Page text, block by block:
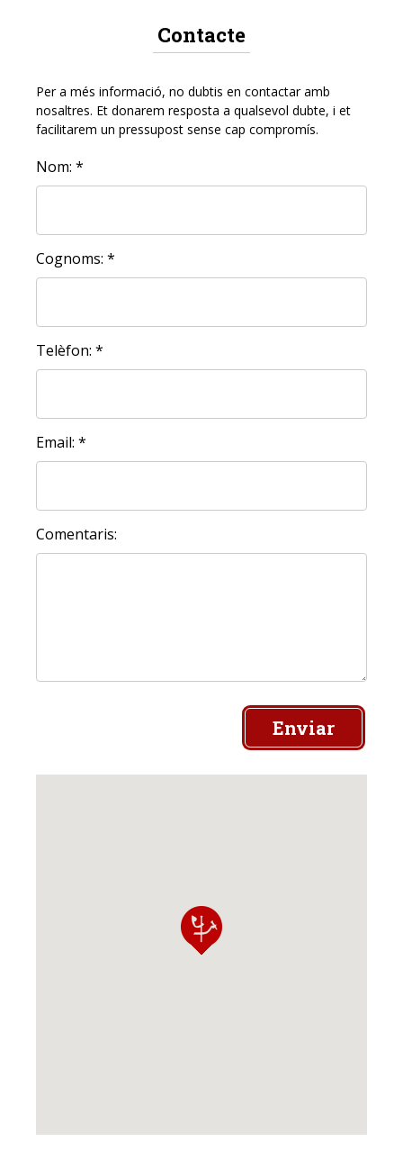
Contacte
Per a més informació, no dubtis en contactar amb
nosaltres. Et donarem resposta a qualsevol dubte, i et
facilitarem un pressupost sense cap compromís.
Nom: *
Cognoms: *
Telèfon: *
Email: *
Comentaris:
Enviar